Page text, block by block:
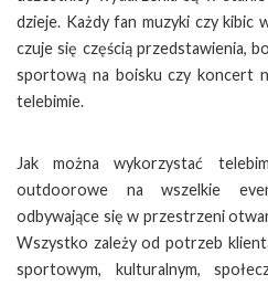
dzieje. Każdy fan muzyki czy kibic
czuje się częścią przedstawienia,
sportową na boisku czy koncert
telebimie.
Jak można wykorzystać
outdoorowe na wszelkie
odbywające się w przestrzeni
Wszystko zależy od potrzeb
sportowym, kulturalnym,